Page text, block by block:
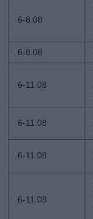
6-8.08
6-8.08
6-11.08
6-11.08
6-11.08
6-11.08